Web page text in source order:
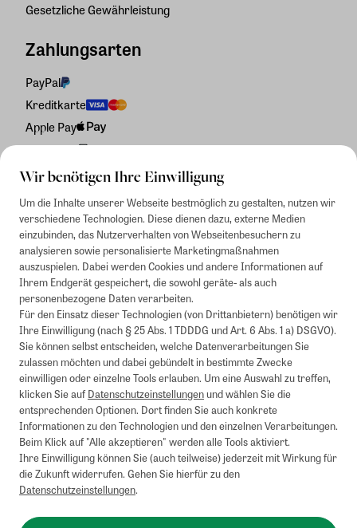
Wir benötigen Ihre Einwilligung
Um die Inhalte unserer Webseite bestmöglich zu gestalten, nutzen wir
verschiedene Technologien. Diese dienen dazu, externe Medien
einzubinden, das Nutzerverhalten von Webseitenbesuchern zu
analysieren sowie personalisierte Marketingmaßnahmen
auszuspielen. Dabei werden Cookies und andere Informationen auf
Ihrem Endgerät gespeichert, die sowohl geräte- als auch
personenbezogene Daten verarbeiten.
Für den Einsatz dieser Technologien (von Drittanbietern) benötigen wir
Ihre Einwilligung (nach § 25 Abs. 1 TDDDG und Art. 6 Abs. 1 a) DSGVO).
Sie können selbst entscheiden, welche Datenverarbeitungen Sie
zulassen möchten und dabei gebündelt in bestimmte Zwecke
einwilligen oder einzelne Tools erlauben. Um eine Auswahl zu treffen,
klicken Sie aufDatenschutzeinstellungenund wählen Sie die
entsprechenden Optionen. Dort finden Sie auch konkrete
Informationen zu den Technologien und den einzelnen Verarbeitungen.
Beim Klick auf "Alle akzeptieren" werden alle Tools aktiviert.
Ihre Einwilligung können Sie (auch teilweise) jederzeit mit Wirkung für
die Zukunft widerrufen. Gehen Sie hierfür zu den
Datenschutzeinstellungen.
Gesetzliche Gewährleistung
Zahlungsarten
PayPal
Kreditkarte
Apple Pay
Rechnung